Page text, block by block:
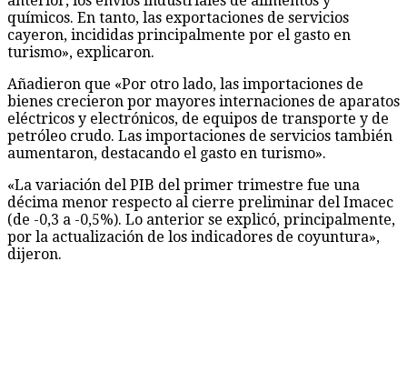
químicos. En tanto, las exportaciones de servicios
cayeron, incididas principalmente por el gasto en
turismo», explicaron.
Añadieron que «Por otro lado, las importaciones de
bienes crecieron por mayores internaciones de aparatos
eléctricos y electrónicos, de equipos de transporte y de
petróleo crudo. Las importaciones de servicios también
aumentaron, destacando el gasto en turismo».
«La variación del PIB del primer trimestre fue una
décima menor respecto al cierre preliminar del Imacec
(de -0,3 a -0,5%). Lo anterior se explicó, principalmente,
por la actualización de los indicadores de coyuntura»,
dijeron.